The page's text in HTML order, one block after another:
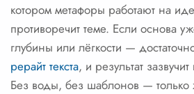
котором метафоры работают на
противоречит теме. Если основа
глубины или лёгкости —
рерайт текста, и результат
Без воды, без шаблонов — только